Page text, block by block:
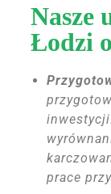
Nasze
Łodzi
prace